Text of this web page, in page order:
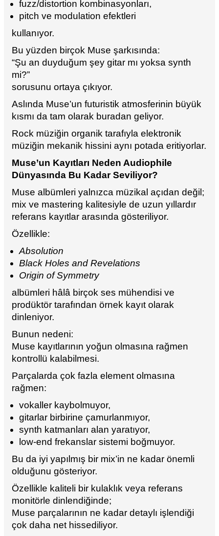
fuzz/distortion kombinasyonları,
pitch ve modulation efektleri
kullanıyor.
Bu yüzden birçok Muse şarkısında:
“Şu an duyduğum şey gitar mı yoksa synth
mi?”
sorusunu ortaya çıkıyor.
Aslında Muse’un futuristik atmosferinin büyük
kısmı da tam olarak buradan geliyor.
Rock müziğin organik tarafıyla elektronik
müziğin mekanik hissini aynı potada eritiyorlar.
Muse’un Kayıtları Neden Audiophile
Dünyasında Bu Kadar Seviliyor?
Muse albümleri yalnızca müzikal açıdan değil;
mix ve mastering kalitesiyle de uzun yıllardır
referans kayıtlar arasında gösteriliyor.
Özellikle:
Absolution
Black Holes and Revelations
Origin of Symmetry
albümleri hâlâ birçok ses mühendisi ve
prodüktör tarafından örnek kayıt olarak
dinleniyor.
Bunun nedeni:
Muse kayıtlarının yoğun olmasına rağmen
kontrollü kalabilmesi.
Parçalarda çok fazla element olmasına
rağmen:
vokaller kaybolmuyor,
gitarlar birbirine çamurlanmıyor,
synth katmanları alan yaratıyor,
low-end frekanslar sistemi boğmuyor.
Bu da iyi yapılmış bir mix’in ne kadar önemli
olduğunu gösteriyor.
Özellikle kaliteli bir kulaklık veya referans
monitörle dinlendiğinde;
Muse parçalarının ne kadar detaylı işlendiği
çok daha net hissediliyor.